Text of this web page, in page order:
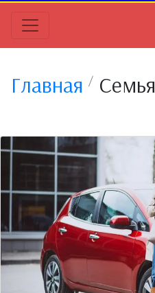
Главная Семья